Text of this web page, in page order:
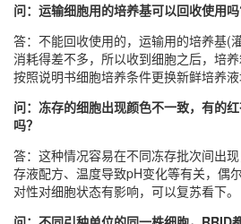
问：运输细胞用的培养基可以回收使用
答：不能回收使用的，运输用的培养基(
消耗得差不多，所以收到细胞之后，培
按照说明书细胞培养条件更换新鲜培养液
问：冻存的细胞出现颜色不一致，有的
吗？
答：这种情况容易在不同冻存批次间出
存液配方、温度导致pH变化等有关，偶
对性对细胞状态有影响，可以复苏看下。